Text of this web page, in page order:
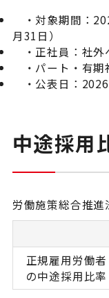
・対象期間：
月31日）
・正社員：社外
・パート・有期
・公表日：
中途採用
労働施策総合推進
正規雇用労働者
の中途採用比率